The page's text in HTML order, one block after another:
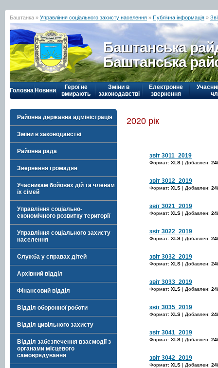
Баштанка » Управління соціального захисту населення » Публічна інформація »
Баштанська
Баштанська
Головна Новини
Герої не
вмирають
Зміни в
законодавстві
Електронне
звернення
Районна державна адміністрація
Зміни в законодавстві
Районна рада
Звернення громадян
Учасникам бойових дій та членам
їх сімей
Управління соціально-
економічного розвитку території
Управління соціального захисту
населення
Служба у справах дітей
Архівний відділ
Фінансовий відділ
Відділ оборонної роботи
Відділ цивільного захисту
Відділ забезпечення взаємодії з
органами місцевого
самоврядування
2020 рік
звіт 3011_2019
Формат: XLS | Добавлен:
звіт 3012_2019
Формат: XLS | Добавлен:
звіт 3021_2019
Формат: XLS | Добавлен:
звіт 3022_2019
Формат: XLS | Добавлен:
звіт 3032_2019
Формат: XLS | Добавлен:
звіт 3033_2019
Формат: XLS | Добавлен:
звіт 3035_2019
Формат: XLS | Добавлен:
звіт 3041_2019
Формат: XLS | Добавлен:
звіт 3042_2019
Формат: XLS | Добавлен: